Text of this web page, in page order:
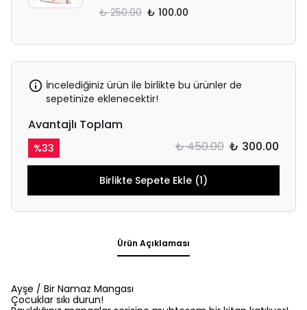
₺ 250.00 ₺ 100.00
İncelediğiniz ürün ile birlikte bu ürünler de
sepetinize eklenecektir!
Avantajlı Toplam
%33 ₺ 450.00 ₺ 300.00
Birlikte Sepete Ekle (1)
Ürün Açıklaması
Ayşe / Bir Namaz Mangası
Çocuklar sıkı durun!